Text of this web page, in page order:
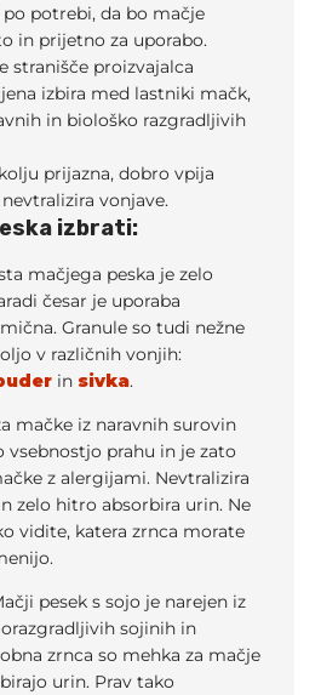
potrebi, da bo mačje
in prijetno za uporabo.
stranišče proizvajalca
izbira med lastniki mačk,
in biološko razgradljivih
prijazna, dobro vpija
vonjave.
izbrati:
mačjega peska je zelo
česar je uporaba
Granule so tudi nežne
v različnih vonjih:
in sivka.
mačke iz naravnih surovin
prahu in je zato
z alergijami. Nevtralizira
zelo hitro absorbira urin. Ne
vidite, katera zrnca morate
pesek s sojo je narejen iz
sojinih in
zrnca so mehka za mačje
urin. Prav tako